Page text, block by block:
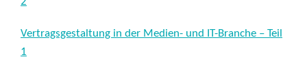
Vertragsgestaltung in der Medien- und IT-Branche – Teil
1